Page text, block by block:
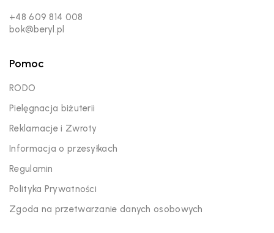
+48 609 814 008
bok@beryl.pl
Pomoc
RODO
Pielęgnacja biżuterii
Reklamacje i Zwroty
Informacja o przesyłkach
Regulamin
Polityka Prywatności
Zgoda na przetwarzanie danych osobowych